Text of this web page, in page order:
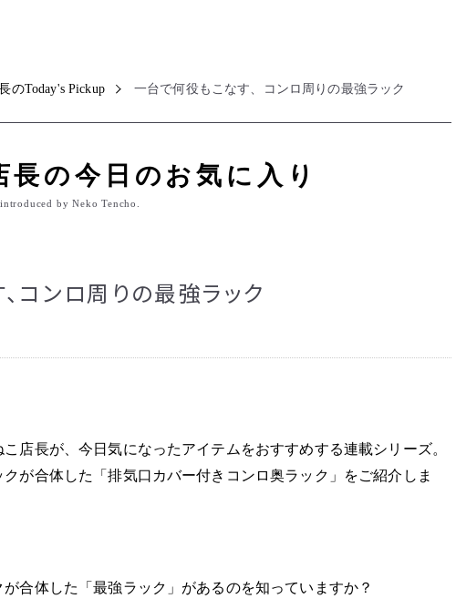
のToday's Pickup 一台で何役もこなす、コンロ周りの最強ラック
長の今日のお気に入り
by Neko Tencho.
コンロ周りの最強ラック
店長が、今日気になったアイテムをおすすめする連載シリーズ。
が合体した「排気口カバー付きコンロ奥ラック」をご紹介しま
合体した「最強ラック」があるのを知っていますか？